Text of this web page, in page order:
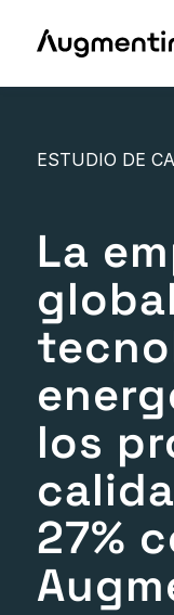
ESTUDIO DE
La
los
27%